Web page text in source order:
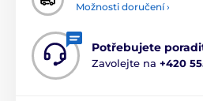
Možnosti doručení ›
Potřebujete
Zavolejte na +420